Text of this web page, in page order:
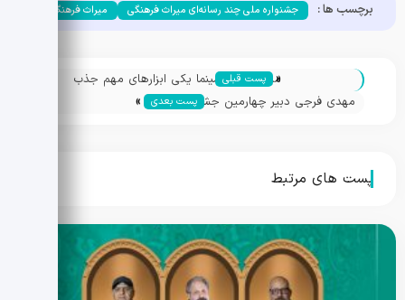
برچسب ها : جشنواره ملی چند رسانه‌ای میراث فرهنگی میراث فرهنگی
« پست قبلی
مینو خانی: سینما یکی ابزارهای مهم‌ جذب
گردشگر است/ بسترسازی برای اکران آثار
مهدی فرجی دبیر چهارمین جشنواره میراث
پست بعدی »
پست های مرتبط